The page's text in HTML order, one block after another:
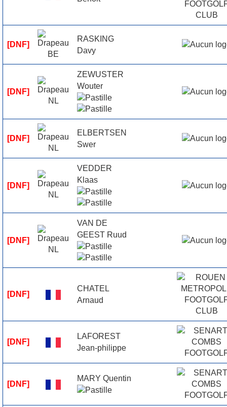
[DNF]
RASKING
Davy
[DNF]
ZEWUSTER
Wouter
[DNF]
ELBERTSEN
Swer
[DNF]
VEDDER
Klaas
[DNF]
VAN DE
GEEST Ruud
[DNF]
CHATEL
Arnaud
[DNF]
LAFOREST
Jean-philippe
[DNF]
MARY Quentin